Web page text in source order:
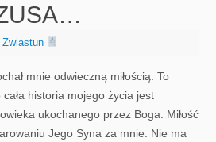
Zwiastun
mnie odwieczną miłością. To
historia mojego życia jest
ukochanego przez Boga. Miłość
Jego Syna za mnie. Nie ma